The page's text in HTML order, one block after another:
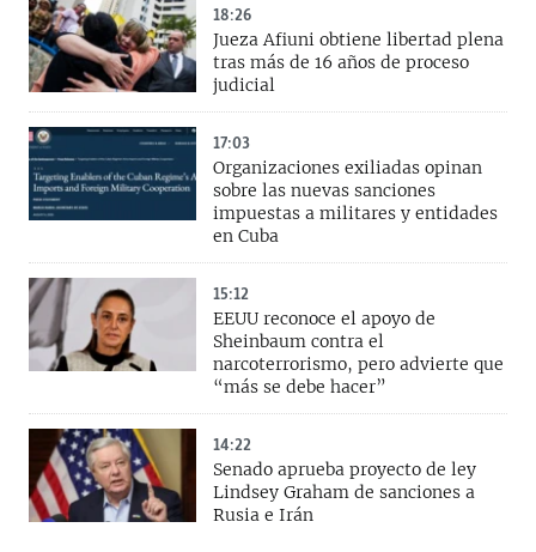
18:26
Jueza Afiuni obtiene libertad plena
tras más de 16 años de proceso
judicial
17:03
Organizaciones exiliadas opinan
sobre las nuevas sanciones
impuestas a militares y entidades
en Cuba
15:12
EEUU reconoce el apoyo de
Sheinbaum contra el
narcoterrorismo, pero advierte que
“más se debe hacer”
14:22
Senado aprueba proyecto de ley
Lindsey Graham de sanciones a
Rusia e Irán